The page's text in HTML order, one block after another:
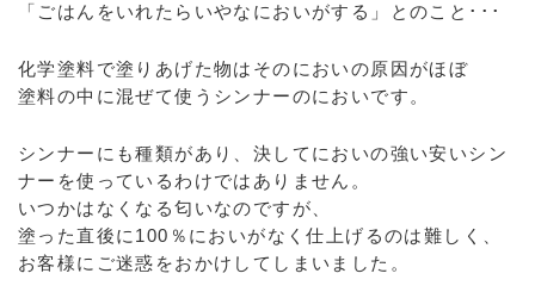
「ごはんをいれたらいやなにおいがする」とのこと･･･
化学塗料で塗りあげた物はそのにおいの原因がほぼ
塗料の中に混ぜて使うシンナーのにおいです。
シンナーにも種類があり、決してにおいの強い安いシン
ナーを使っているわけではありません。
いつかはなくなる匂いなのですが、
塗った直後に100％においがなく仕上げるのは難しく、
お客様にご迷惑をおかけしてしまいました。